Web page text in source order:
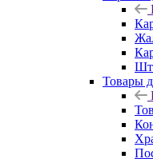
Товары